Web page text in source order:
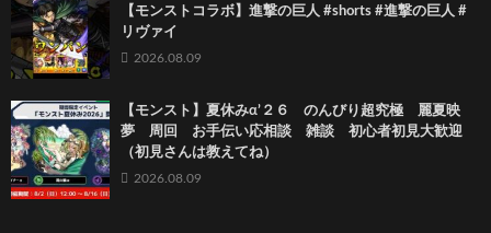
【モンストコラボ】進撃の巨人 #shorts #進撃の巨人 #
リヴァイ
2026.08.09
【モンスト】夏休みα’２６ のんびり超究極 麗夏映
夢 周回 お手伝い応相談 雑談 初心者初見大歓迎
（初見さんは教えてね）
2026.08.09